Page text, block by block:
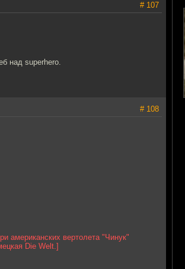
# 107
над superhero.
# 108
американских вертолета "Чинук"
Die Welt.]